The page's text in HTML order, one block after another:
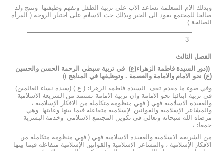
وبذلك الام المتعلمة تساعد الاب على تربية الطفل وتفهم وظيفتها وتنتج ولد
صالحا للمجتمع يقود الى الخير وبذلك حث الاسلام على اختيار الزوجة ( المرأة
الصالحة )
3
الفصل الثالث
((دور السيدة فاطمة الزهراء(ع) في تربية سبطي الرحمة الحسن والحسين
(ع) نحو الامام والامامة والعصمة . وتوظيفها في المناهج ))
وفي ضوء ما مقدم تقف. السيدة فاطمة الزهراء ( ع ) (سيدة نساء العالمين)
في تربية ابنائها نحو الامامة وان تربية الامامة تستمد من الشريعة الاسلامية
والعقيدة الاسلامية فهي ( فهي منظومه متكاملة من الافكار الإسلامية ،
والمشاعر الإسلامية والقوانين الإسلامية متفاعله فيما بينها وغايتها وهي
مرضاه الله سبحانه وتعالى في تكوين المجتمع الاسلامي وخدمة البشرية
جمعاء ،
من الشريعة الاسلامية والعقيدة الاسلامية فهي ( فهي منظومه متكاملة من
الافكار الإسلامية ، والمشاعر الإسلامية والقوانين الإسلامية متفاعله فيما بينها